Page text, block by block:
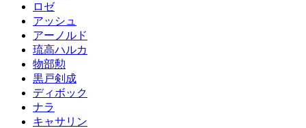
ロゼ
アッシュ
アーノルド
琉高ハルカ
物部勲
黒戸剣成
ディボック
ナラ
キャサリン